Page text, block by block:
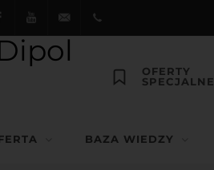
Youtubedipol@dipol.com.pl
OFERTY
SPECJALNE
BAZA WIEDZY